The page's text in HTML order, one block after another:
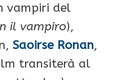
vampiri del
il vampiro),
Saoirse Ronan,
transiterà al